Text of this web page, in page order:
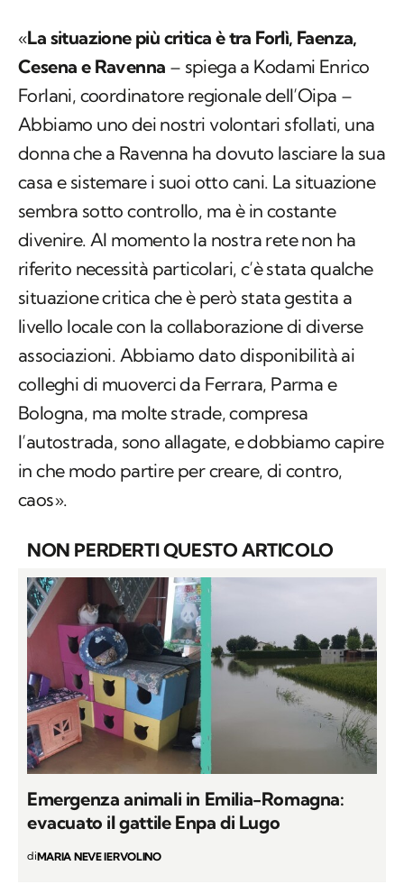
«La situazione più critica è tra Forlì, Faenza,
Cesena e Ravenna – spiega a Kodami Enrico
Forlani, coordinatore regionale dell’Oipa –
Abbiamo uno dei nostri volontari sfollati, una
donna che a Ravenna ha dovuto lasciare la sua
casa e sistemare i suoi otto cani. La situazione
sembra sotto controllo, ma è in costante
divenire. Al momento la nostra rete non ha
riferito necessità particolari, c’è stata qualche
situazione critica che è però stata gestita a
livello locale con la collaborazione di diverse
associazioni. Abbiamo dato disponibilità ai
colleghi di muoverci da Ferrara, Parma e
Bologna, ma molte strade, compresa
l’autostrada, sono allagate, e dobbiamo capire
in che modo partire per creare, di contro,
caos».
NON PERDERTI QUESTO ARTICOLO
Emergenza animali in Emilia-Romagna:
evacuato il gattile Enpa di Lugo
diMARIA NEVE IERVOLINO